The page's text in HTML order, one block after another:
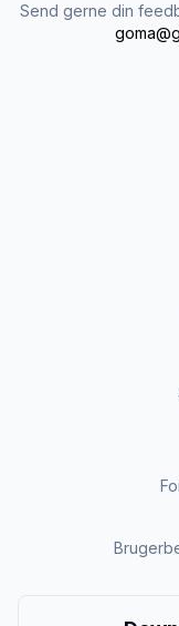
Send gerne din